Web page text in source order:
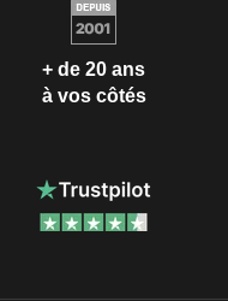
+ de 20 ans
à vos côtés